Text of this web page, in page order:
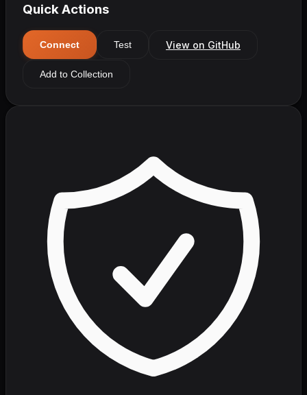
Quick Actions
Connect Test View on GitHub
Add to Collection